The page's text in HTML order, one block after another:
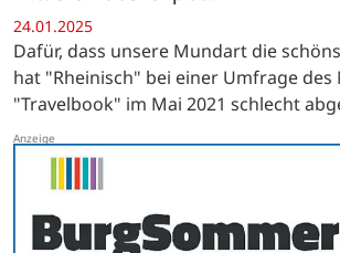
24.01.2025
Dafür, dass unsere Mundart die
hat "Rheinisch" bei einer Umfrage des
"Travelbook" im Mai 2021 schlecht